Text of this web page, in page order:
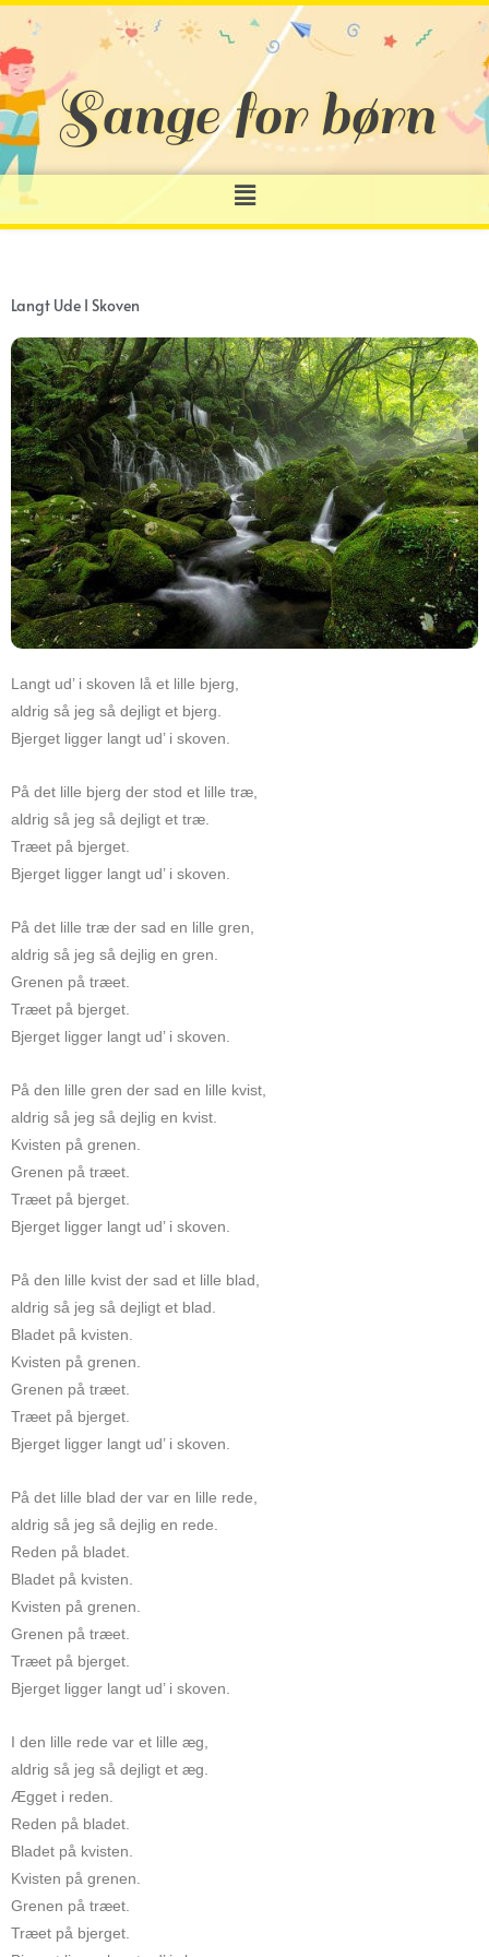
indholdet
Sange for børn
Menu
Langt Ude I Skoven
Langt ud’ i skoven lå et lille bjerg,
aldrig så jeg så dejligt et bjerg.
Bjerget ligger langt ud’ i skoven.
På det lille bjerg der stod et lille træ,
aldrig så jeg så dejligt et træ.
Træet på bjerget.
Bjerget ligger langt ud’ i skoven.
På det lille træ der sad en lille gren,
aldrig så jeg så dejlig en gren.
Grenen på træet.
Træet på bjerget.
Bjerget ligger langt ud’ i skoven.
På den lille gren der sad en lille kvist,
aldrig så jeg så dejlig en kvist.
Kvisten på grenen.
Grenen på træet.
Træet på bjerget.
Bjerget ligger langt ud’ i skoven.
På den lille kvist der sad et lille blad,
aldrig så jeg så dejligt et blad.
Bladet på kvisten.
Kvisten på grenen.
Grenen på træet.
Træet på bjerget.
Bjerget ligger langt ud’ i skoven.
På det lille blad der var en lille rede,
aldrig så jeg så dejlig en rede.
Reden på bladet.
Bladet på kvisten.
Kvisten på grenen.
Grenen på træet.
Træet på bjerget.
Bjerget ligger langt ud’ i skoven.
I den lille rede var et lille æg,
aldrig så jeg så dejligt et æg.
Ægget i reden.
Reden på bladet.
Bladet på kvisten.
Kvisten på grenen.
Grenen på træet.
Træet på bjerget.